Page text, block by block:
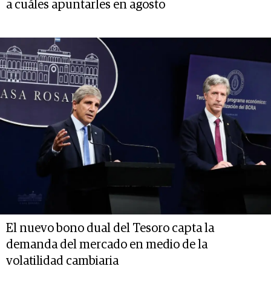
a cuáles apuntarles en agosto
El nuevo bono dual del Tesoro capta la
demanda del mercado en medio de la
volatilidad cambiaria